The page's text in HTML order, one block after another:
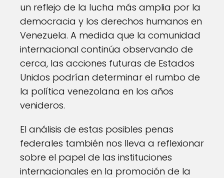
un reflejo de la lucha más amplia por la
democracia y los derechos humanos en
Venezuela. A medida que la comunidad
internacional continúa observando de
cerca, las acciones futuras de Estados
Unidos podrían determinar el rumbo de
la política venezolana en los años
venideros.
El análisis de estas posibles penas
federales también nos lleva a reflexionar
sobre el papel de las instituciones
internacionales en la promoción de la